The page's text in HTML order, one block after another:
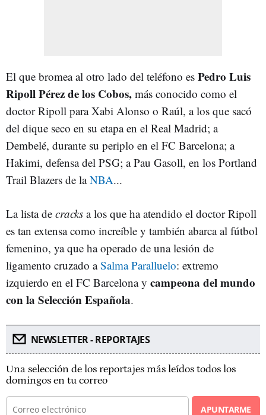
El que bromea al otro lado del teléfono es Pedro Luis
Ripoll Pérez de los Cobos, más conocido como el
doctor Ripoll para Xabi Alonso o Raúl, a los que sacó
del dique seco en su etapa en el Real Madrid; a
Dembelé, durante su periplo en el FC Barcelona; a
Hakimi, defensa del PSG; a Pau Gasoll, en los Portland
Trail Blazers de laNBA...
La lista de cracks a los que ha atendido el doctor Ripoll
es tan extensa como increíble y también abarca al fútbol
femenino, ya que ha operado de una lesión de
ligamento cruzado aSalma Paralluelo: extremo
izquierdo en el FC Barcelona y campeona del mundo
con la Selección Española.
NEWSLETTER - REPORTAJES
Una selección de los reportajes más leídos todos los
domingos en tu correo
APUNTARME